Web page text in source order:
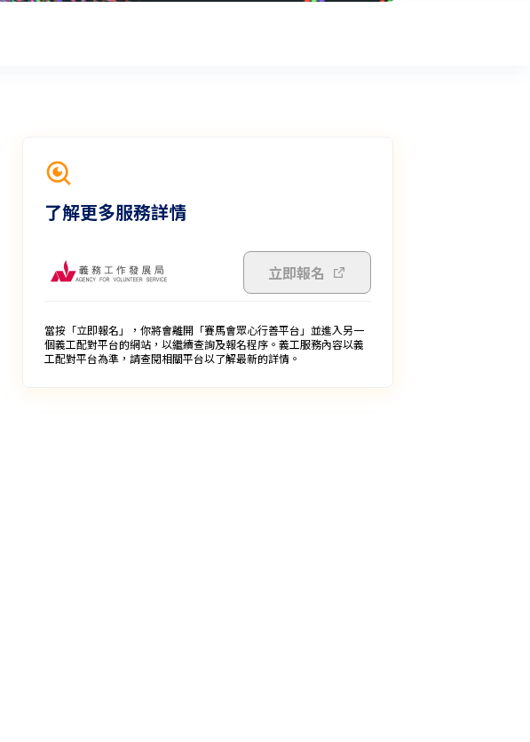
了解更多服務詳情
立即報名
當按「立即報名」，你將會離開「賽馬會眾心行善平台」並進入另一
個義工配對平台的網站，以繼續查詢及報名程序。義工服務內容以義
工配對平台為準，請查閱相關平台以了解最新的詳情。